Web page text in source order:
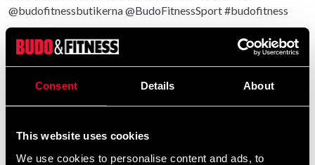
Consent Details About
This website uses cookies
We use cookies to personalise content and ads, to
@budofitnessbutikerna @BudoFitnessSport #budofitness
Stock level